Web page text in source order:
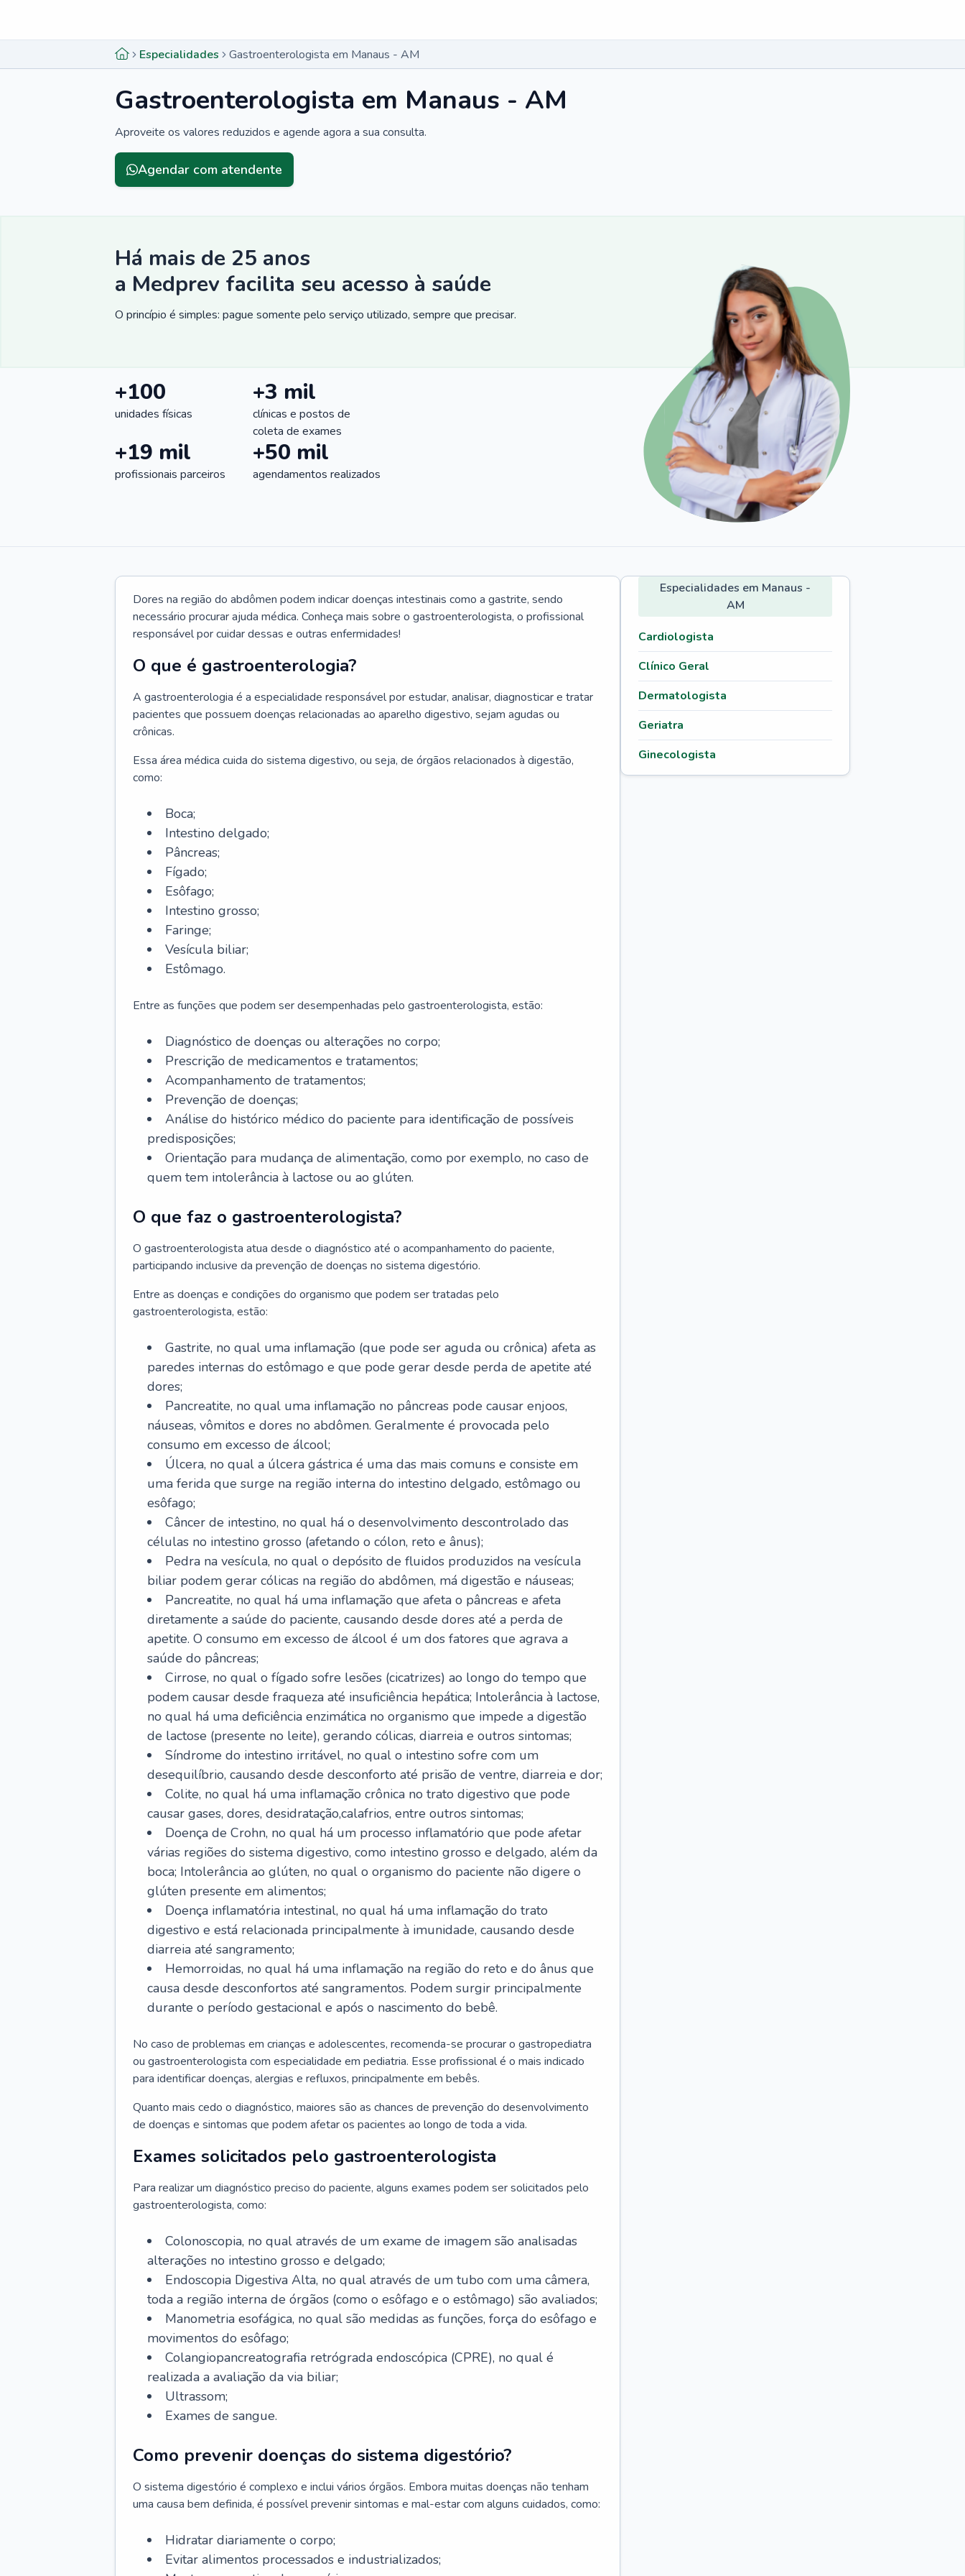
Especialidades Gastroenterologista em Manaus - AM
Gastroenterologista em Manaus - AM
Aproveite os valores reduzidos e agende agora a sua consulta.
Agendar com atendente
Há mais de 25 anos
a Medprev facilita seu acesso à saúde
O princípio é simples: pague somente pelo serviço utilizado, sempre que precisar.
+100
unidades físicas
+3 mil
clínicas e postos de
coleta de exames
+19 mil
profissionais parceiros
+50 mil
agendamentos realizados
Dores na região do abdômen podem indicar doenças intestinais como a gastrite, sendo
necessário procurar ajuda médica. Conheça mais sobre o gastroenterologista, o profissional
responsável por cuidar dessas e outras enfermidades!
O que é gastroenterologia?
A gastroenterologia é a especialidade responsável por estudar, analisar, diagnosticar e tratar
pacientes que possuem doenças relacionadas ao aparelho digestivo, sejam agudas ou
crônicas.
Essa área médica cuida do sistema digestivo, ou seja, de órgãos relacionados à digestão,
como:
Boca;
Intestino delgado;
Pâncreas;
Fígado;
Esôfago;
Intestino grosso;
Faringe;
Vesícula biliar;
Estômago.
Entre as funções que podem ser desempenhadas pelo gastroenterologista, estão:
Diagnóstico de doenças ou alterações no corpo;
Prescrição de medicamentos e tratamentos;
Acompanhamento de tratamentos;
Prevenção de doenças;
Análise do histórico médico do paciente para identificação de possíveis
predisposições;
Orientação para mudança de alimentação, como por exemplo, no caso de
quem tem intolerância à lactose ou ao glúten.
O que faz o gastroenterologista?
O gastroenterologista atua desde o diagnóstico até o acompanhamento do paciente,
participando inclusive da prevenção de doenças no sistema digestório.
Entre as doenças e condições do organismo que podem ser tratadas pelo
gastroenterologista, estão:
Gastrite, no qual uma inflamação (que pode ser aguda ou crônica) afeta as
paredes internas do estômago e que pode gerar desde perda de apetite até
dores;
Pancreatite, no qual uma inflamação no pâncreas pode causar enjoos,
náuseas, vômitos e dores no abdômen. Geralmente é provocada pelo
consumo em excesso de álcool;
Úlcera, no qual a úlcera gástrica é uma das mais comuns e consiste em
uma ferida que surge na região interna do intestino delgado, estômago ou
esôfago;
Câncer de intestino, no qual há o desenvolvimento descontrolado das
células no intestino grosso (afetando o cólon, reto e ânus);
Pedra na vesícula, no qual o depósito de fluidos produzidos na vesícula
biliar podem gerar cólicas na região do abdômen, má digestão e náuseas;
Pancreatite, no qual há uma inflamação que afeta o pâncreas e afeta
diretamente a saúde do paciente, causando desde dores até a perda de
apetite. O consumo em excesso de álcool é um dos fatores que agrava a
saúde do pâncreas;
Cirrose, no qual o fígado sofre lesões (cicatrizes) ao longo do tempo que
podem causar desde fraqueza até insuficiência hepática; Intolerância à lactose,
no qual há uma deficiência enzimática no organismo que impede a digestão
de lactose (presente no leite), gerando cólicas, diarreia e outros sintomas;
Síndrome do intestino irritável, no qual o intestino sofre com um
desequilíbrio, causando desde desconforto até prisão de ventre, diarreia e dor;
Colite, no qual há uma inflamação crônica no trato digestivo que pode
causar gases, dores, desidratação,calafrios, entre outros sintomas;
Doença de Crohn, no qual há um processo inflamatório que pode afetar
várias regiões do sistema digestivo, como intestino grosso e delgado, além da
boca; Intolerância ao glúten, no qual o organismo do paciente não digere o
glúten presente em alimentos;
Doença inflamatória intestinal, no qual há uma inflamação do trato
digestivo e está relacionada principalmente à imunidade, causando desde
diarreia até sangramento;
Hemorroidas, no qual há uma inflamação na região do reto e do ânus que
causa desde desconfortos até sangramentos. Podem surgir principalmente
durante o período gestacional e após o nascimento do bebê.
No caso de problemas em crianças e adolescentes, recomenda-se procurar o gastropediatra
ou gastroenterologista com especialidade em pediatria. Esse profissional é o mais indicado
para identificar doenças, alergias e refluxos, principalmente em bebês.
Quanto mais cedo o diagnóstico, maiores são as chances de prevenção do desenvolvimento
de doenças e sintomas que podem afetar os pacientes ao longo de toda a vida.
Exames solicitados pelo gastroenterologista
Para realizar um diagnóstico preciso do paciente, alguns exames podem ser solicitados pelo
gastroenterologista, como:
Colonoscopia, no qual através de um exame de imagem são analisadas
alterações no intestino grosso e delgado;
Endoscopia Digestiva Alta, no qual através de um tubo com uma câmera,
toda a região interna de órgãos (como o esôfago e o estômago) são avaliados;
Manometria esofágica, no qual são medidas as funções, força do esôfago e
movimentos do esôfago;
Colangiopancreatografia retrógrada endoscópica (CPRE), no qual é
realizada a avaliação da via biliar;
Ultrassom;
Exames de sangue.
Como prevenir doenças do sistema digestório?
O sistema digestório é complexo e inclui vários órgãos. Embora muitas doenças não tenham
uma causa bem definida, é possível prevenir sintomas e mal-estar com alguns cuidados, como:
Hidratar diariamente o corpo;
Evitar alimentos processados e industrializados;
Especialidades em Manaus -
AM
Cardiologista
Clínico Geral
Dermatologista
Geriatra
Ginecologista